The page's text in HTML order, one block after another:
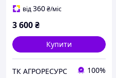
від360₴/міс
3 600₴
Купити
ТК АГРОРЕСУРС 100%